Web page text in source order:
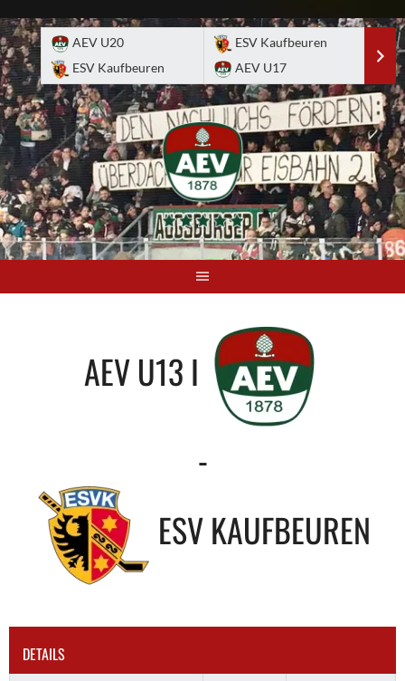
to
content
AEV U20
ESV Kaufbeuren
ESV Kaufbeuren
AEV U17
AEV U13 I
-
ESV KAUFBEUREN
DETAILS